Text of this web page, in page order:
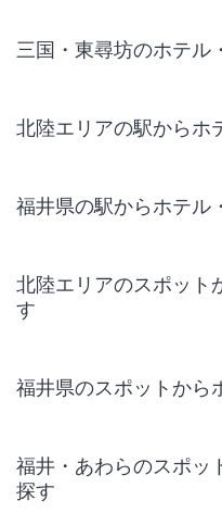
三国・東尋坊のホテル
北陸エリアの駅からホ
福井県の駅からホテル
北陸エリアのスポット
す
福井県のスポットから
福井・あわらのスポッ
探す